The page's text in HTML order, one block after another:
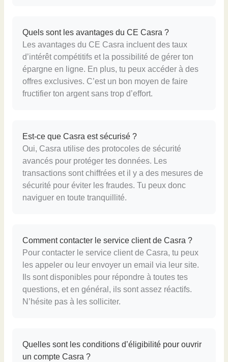
Quels sont les avantages du CE Casra ?
Les avantages du CE Casra incluent des taux
d’intérêt compétitifs et la possibilité de gérer ton
épargne en ligne. En plus, tu peux accéder à des
offres exclusives. C’est un bon moyen de faire
fructifier ton argent sans trop d’effort.
Est-ce que Casra est sécurisé ?
Oui, Casra utilise des protocoles de sécurité
avancés pour protéger tes données. Les
transactions sont chiffrées et il y a des mesures de
sécurité pour éviter les fraudes. Tu peux donc
naviguer en toute tranquillité.
Comment contacter le service client de Casra ?
Pour contacter le service client de Casra, tu peux
les appeler ou leur envoyer un email via leur site.
Ils sont disponibles pour répondre à toutes tes
questions, et en général, ils sont assez réactifs.
N’hésite pas à les solliciter.
Quelles sont les conditions d’éligibilité pour ouvrir
un compte Casra ?